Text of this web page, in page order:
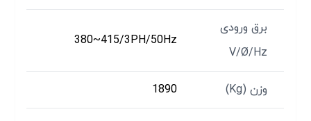
برق ورودی
V/Ø/Hz
380~415/3PH/50Hz
وزن (Kg) 1890